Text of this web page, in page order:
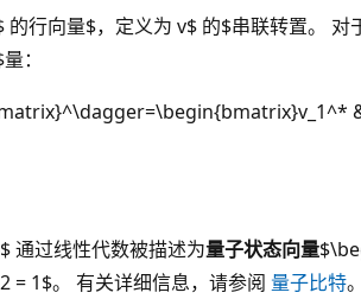
行向量$，定义为 v$ 的$串联转置。 对
：
通过线性代数被描述为量子状态向量
1$。 有关详细信息，请参阅 量子比特。